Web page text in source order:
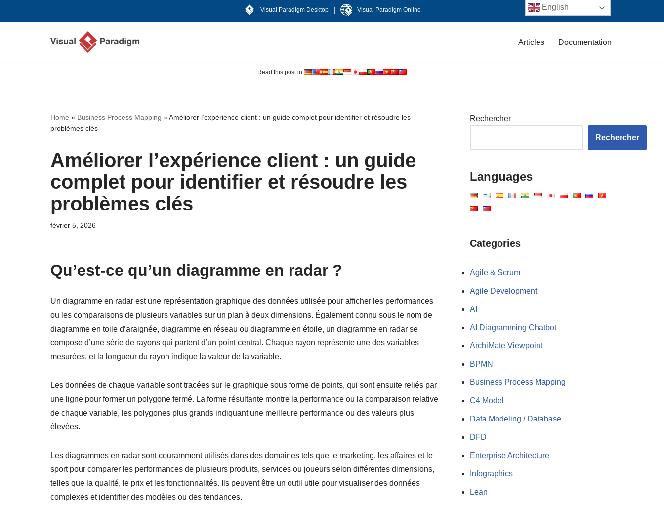
Visual Paradigm Desktop Visual Paradigm Online
Articles Documentation
Read this post in:
Home » Business Process Mapping »Améliorer l’expérience client : un guide complet pour identifier et résoudre les
problèmes clés
Améliorer l’expérience client : un guide
complet pour identifier et résoudre les
problèmes clés
février 5, 2026
Qu’est-ce qu’un diagramme en radar ?
Un diagramme en radar est une représentation graphique des données utilisée pour afficher les performances
ou les comparaisons de plusieurs variables sur un plan à deux dimensions. Également connu sous le nom de
diagramme en toile d’araignée, diagramme en réseau ou diagramme en étoile, un diagramme en radar se
compose d’une série de rayons qui partent d’un point central. Chaque rayon représente une des variables
mesurées, et la longueur du rayon indique la valeur de la variable.
Les données de chaque variable sont tracées sur le graphique sous forme de points, qui sont ensuite reliés par
une ligne pour former un polygone fermé. La forme résultante montre la performance ou la comparaison relative
de chaque variable, les polygones plus grands indiquant une meilleure performance ou des valeurs plus
élevées.
Les diagrammes en radar sont couramment utilisés dans des domaines tels que le marketing, les affaires et le
sport pour comparer les performances de plusieurs produits, services ou joueurs selon différentes dimensions,
telles que la qualité, le prix et les fonctionnalités. Ils peuvent être un outil utile pour visualiser des données
complexes et identifier des modèles ou des tendances.
Rechercher
Rechercher
Languages
Categories
Agile & Scrum
Agile Development
AI
AI Diagramming Chatbot
ArchiMate Viewpoint
BPMN
Business Process Mapping
C4 Model
Data Modeling / Database
DFD
Enterprise Architecture
Infographics
Lean
English